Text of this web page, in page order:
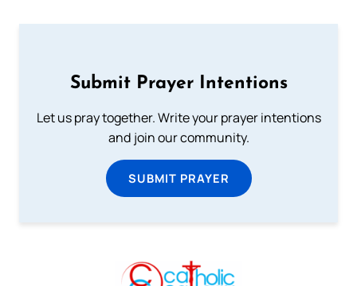
Submit Prayer Intentions
Let us pray together. Write your prayer intentions
and join our community.
SUBMIT PRAYER